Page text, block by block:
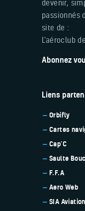
devenir,
passionnés
site de :
L’aéroclub
Abonnez
Liens
Orbifly
Cartes
Cap’C
Saulte
F.F.A
Aero Web
SIA